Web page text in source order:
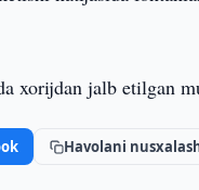
xorijdan jalb etilgan
Havolani